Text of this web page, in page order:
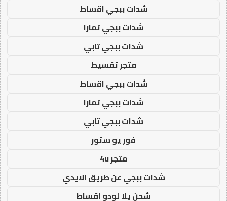
شدات ببجي اقساط
شدات ببجي تمارا
شدات ببجي تابي
متجر تقسيط
شدات ببجي اقساط
شدات ببجي تمارا
شدات ببجي تابي
فور يو ستور
متجر 4u
شدات ببجي عن طريق الايدي
شحن يلا لودو اقساط